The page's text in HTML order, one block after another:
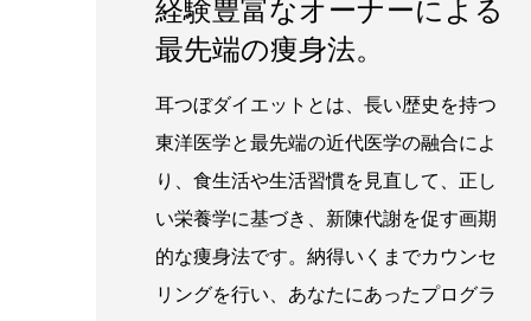
経験豊富なオーナーによる
最先端の痩身法。
耳つぼダイエットとは、長い歴史を持つ
東洋医学と最先端の近代医学の融合によ
り、食生活や生活習慣を見直して、正し
い栄養学に基づき、新陳代謝を促す画期
的な痩身法です。納得いくまでカウンセ
リングを行い、あなたにあったプログラ